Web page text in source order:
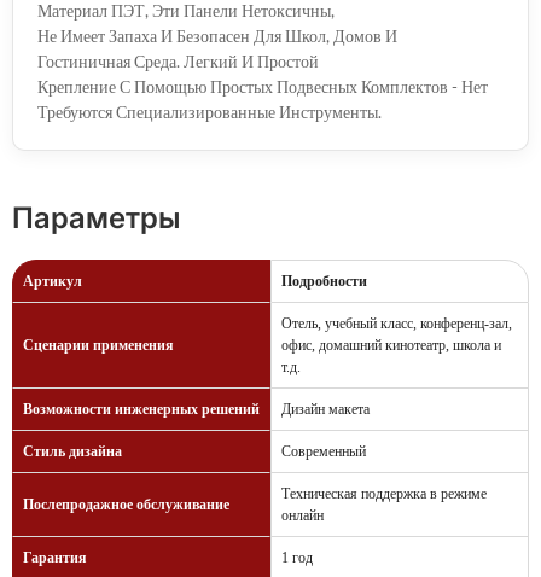
Материал ПЭТ, Эти Панели Нетоксичны,
Не Имеет Запаха И Безопасен Для Школ, Домов И
Гостиничная Среда. Легкий И Простой
Крепление С Помощью Простых Подвесных Комплектов - Нет
Требуются Специализированные Инструменты.
Параметры
Артикул Подробности
Сценарии применения
Отель, учебный класс, конференц-зал,
офис, домашний кинотеатр, школа и
т.д.
Возможности инженерных решений Дизайн макета
Стиль дизайна Современный
Послепродажное обслуживание
Техническая поддержка в режиме
онлайн
Гарантия 1 год